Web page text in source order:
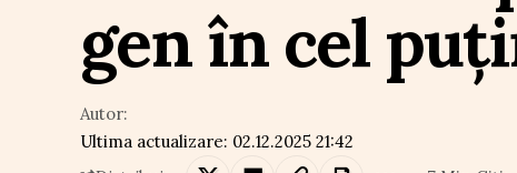
gen în cel
Ultima actualizare: 02.12.2025 21:42
Autor: